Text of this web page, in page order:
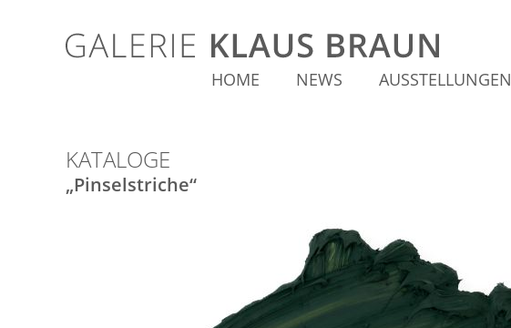
HOME NEWS AUSSTELLUNGEN
KATALOGE
„Pinselstriche“